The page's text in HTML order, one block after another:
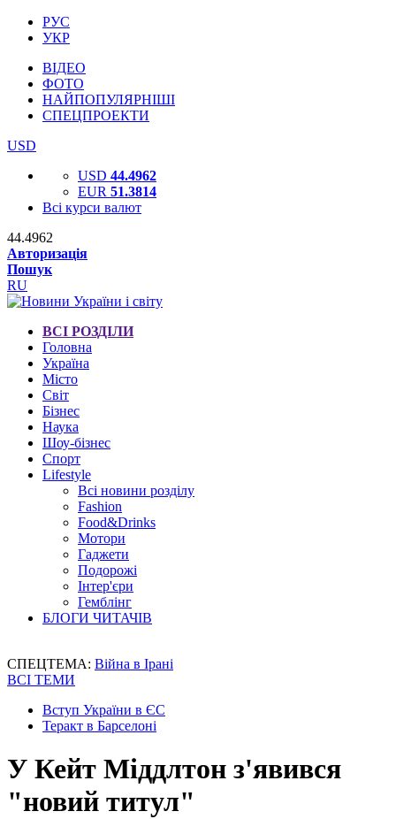
РУС
УКР
ВІДЕО
ФОТО
НАЙПОПУЛЯРНІШІ
СПЕЦПРОЕКТИ
USD
USD 44.4962
EUR 51.3814
Всі курси валют
44.4962
Авторизація
Пошук
RU
ВСІ РОЗДІЛИ
Головна
Україна
Місто
Світ
Бізнес
Наука
Шоу-бізнес
Спорт
Lifestyle
Всі новини розділу
Fashion
Food&Drinks
Мотори
Гаджети
Подорожі
Інтер'єри
Гемблінг
БЛОГИ ЧИТАЧІВ
СПЕЦТЕМА: Війна в Ірані
ВСІ ТЕМИ
Вступ України в ЄС
Теракт в Барселоні
У Кейт Міддлтон з'явився
"новий титул"